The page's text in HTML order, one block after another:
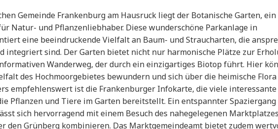
Gemeinde Frankenburg am Hausruck liegt der Botanische Garten, ein
Natur- und Pflanzenliebhaber. Diese wunderschöne Parkanlage in
eine beeindruckende Vielfalt an Baum- und Straucharten, die
integriert sind. Der Garten bietet nicht nur harmonische Plätze zur
Wanderweg, der durch ein einzigartiges Biotop führt. Hier
des Hochmoorgebietes bewundern und sich über die heimische Flora
empfehlenswert ist die Frankenburger Infokarte, die viele interessante
Pflanzen und Tiere im Garten bereitstellt. Ein entspannter Spaziergang
sich hervorragend mit einem Besuch des nahegelegenen
den Grünberg kombinieren. Das Marktgemeindeamt bietet zudem